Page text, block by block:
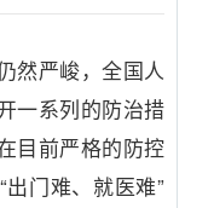
然严峻，全国人
一系列的防治措
目前严格的防控
门难、就医难”